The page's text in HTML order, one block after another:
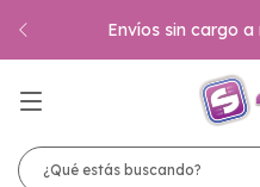
Envíos sin cargo